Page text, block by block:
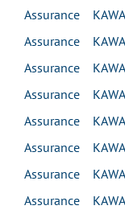
Assurance
Assurance
Assurance
Assurance
Assurance
Assurance
Assurance
Assurance